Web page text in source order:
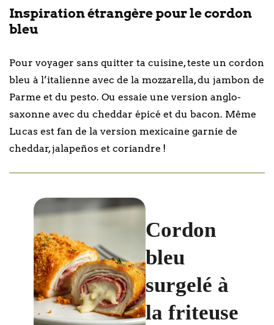
Inspiration étrangère pour le cordon
bleu
Pour voyager sans quitter ta cuisine, teste un cordon
bleu à l’italienne avec de la mozzarella, du jambon de
Parme et du pesto. Ou essaie une version anglo-
saxonne avec du cheddar épicé et du bacon. Même
Lucas est fan de la version mexicaine garnie de
cheddar, jalapeños et coriandre !
Cordon
bleu
surgelé à
la friteuse